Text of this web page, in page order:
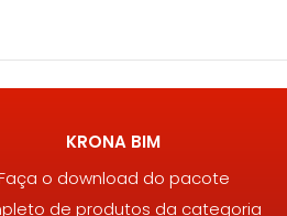
KRONA BIM
o download do pacote
de produtos da categoria